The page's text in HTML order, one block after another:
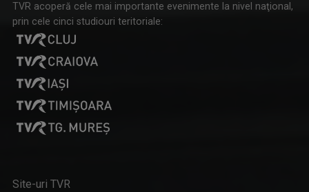
TVR acoperă cele mai importante evenimente la nivel naţional,
prin cele cinci studiouri teritoriale:
Site-uri TVR